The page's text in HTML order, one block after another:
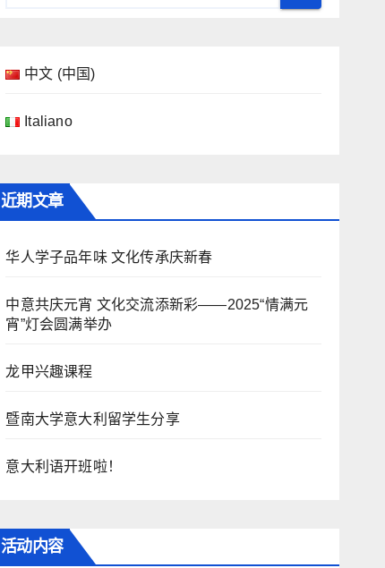
中文 (中国)
Italiano
近期文章
华人学子品年味 文化传承庆新春
中意共庆元宵 文化交流添新彩——2025“情满元
宵”灯会圆满举办
龙甲兴趣课程
暨南大学意大利留学生分享
意大利语开班啦！
活动内容